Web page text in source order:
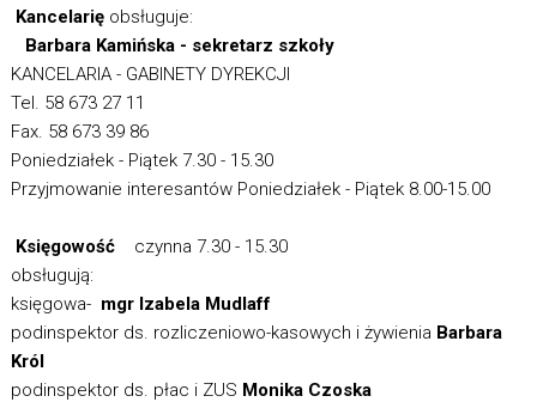
Kancelarięobsługuje:
Barbara Kamińska - sekretarz szkoły
KANCELARIA - GABINETY DYREKCJI
Tel. 58 673 27 11
Fax. 58 673 39 86
Poniedziałek - Piątek 7.30 - 15.30
Przyjmowanie interesantów Poniedziałek - Piątek 8.00-15.00
Księgowość czynna 7.30 - 15.30
obsługują:
księgowa-mgr Izabela Mudlaff
podinspektor ds. rozliczeniowo-kasowych i żywienia Barbara
Król
podinspektor ds. płac i ZUS Monika Czoska